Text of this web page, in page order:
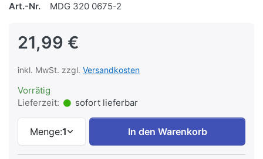
Art.-Nr. MDG 320 0675-2
21,99 €
inkl. MwSt. zzgl. Versandkosten
Vorrätig
Lieferzeit:
sofort lieferbar
Menge:1 In den Warenkorb